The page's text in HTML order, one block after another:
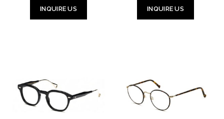
INQUIRE US INQUIRE US